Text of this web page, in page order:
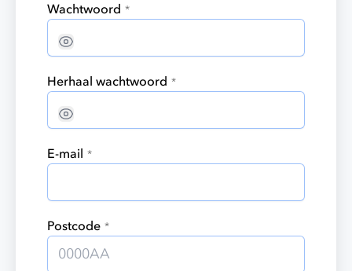
Wachtwoord *
Herhaal wachtwoord *
E-mail *
Postcode *